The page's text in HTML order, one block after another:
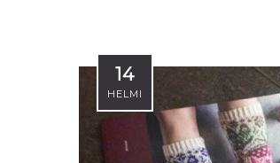
14
HELMI